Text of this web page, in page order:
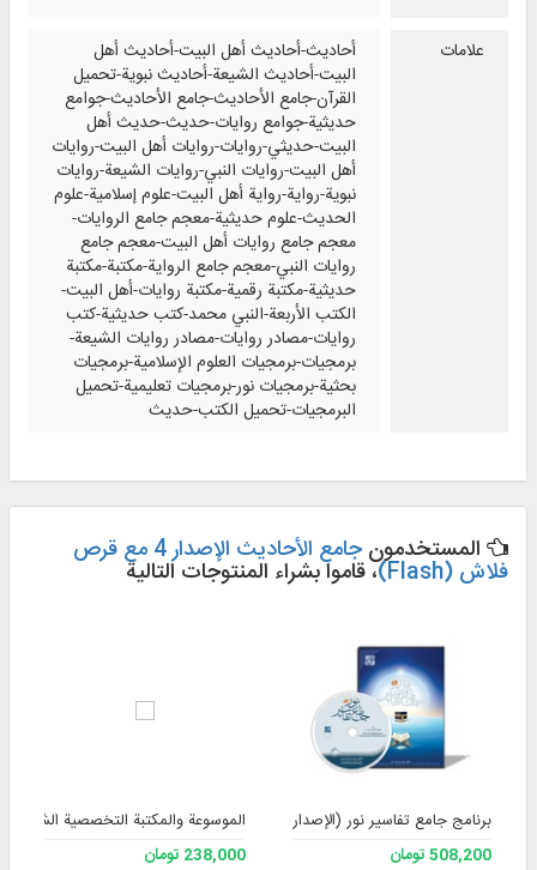
علامات
أحاديث-أحاديث أهل البيت-أحاديث أهل
البيت-أحاديث الشيعة-أحاديث نبوية-تحميل
القرآن-جامع الأحاديث-جامع الأحاديث-جوامع
حديثية-جوامع روايات-حديث-حديث أهل
البيت-حديثي-روايات-روايات أهل البيت-روايات
أهل البيت-روايات النبي-روايات الشيعة-روايات
نبوية-رواية-رواية أهل البيت-علوم إسلامية-علوم
الحديث-علوم حديثية-معجم جامع الروايات-
معجم جامع روايات أهل البيت-معجم جامع
روايات النبي-معجم جامع الرواية-مكتبة-مكتبة
حديثية-مكتبة رقمية-مكتبة روايات-أهل البيت-
الكتب الأربعة-النبي محمد-كتب حديثية-كتب
روايات-مصادر روايات-مصادر روايات الشيعة-
برمجيات-برمجيات العلوم الإسلامية-برمجيات
بحثية-برمجيات نور-برمجيات تعليمية-تحميل
البرمجيات-تحميل الكتب-حديث
المستخدمون جامع الأحاديث الإصدار 4 مع قرص
فلاش (Flash) ، قاموا بشراء المنتوجات التالية
برنامج جامع تفاسير نور (الإصدار 4)
508,200 تومان
الموسوعة والمكتبة التخصصية الشاملة
238,000 تومان